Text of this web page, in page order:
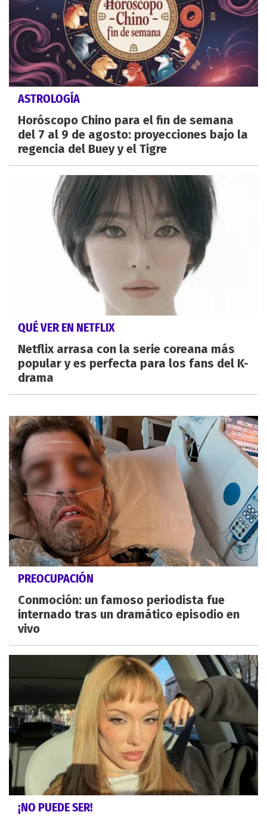
ASTROLOGÍA
Horóscopo Chino para el fin de semana
del 7 al 9 de agosto: proyecciones bajo la
regencia del Buey y el Tigre
QUÉ VER EN NETFLIX
Netflix arrasa con la serie coreana más
popular y es perfecta para los fans del K-
drama
PREOCUPACIÓN
Conmoción: un famoso periodista fue
internado tras un dramático episodio en
vivo
¡NO PUEDE SER!